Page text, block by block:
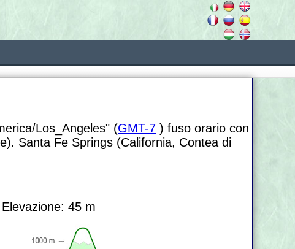
Los_Angeles" (GMT-7 ) fuso orario con
Santa Fe Springs (California, Contea di
Elevazione: 45 m